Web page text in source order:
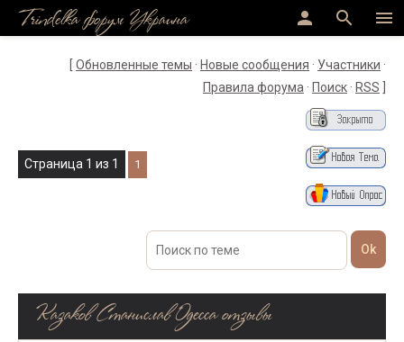
menu
search
person
Trindelka форум Украина
Обновленные темы · Новые сообщения · Участники ·
Правила форума · Поиск · RSS
Страница 1 из 1 1
Казаков Станислав Одесса отзывы